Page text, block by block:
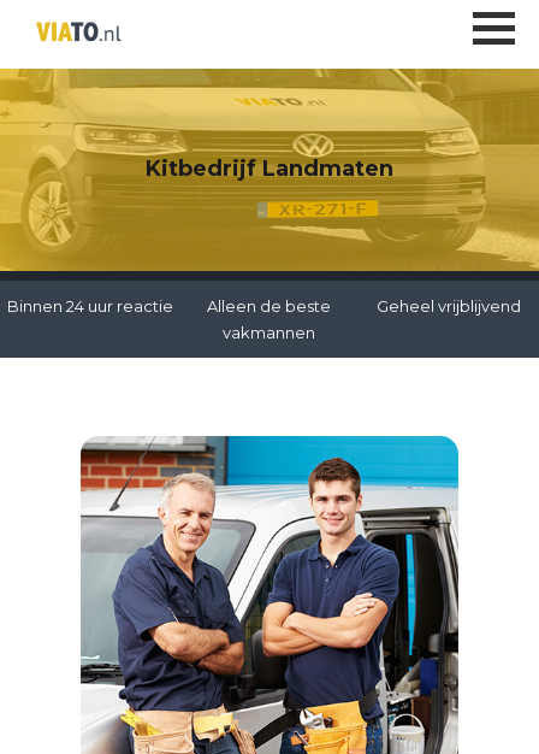
Kitbedrijf Landmaten
Binnen 24 uur reactie
Alleen de beste
vakmannen
Geheel vrijblijvend